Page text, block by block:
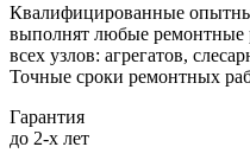
Квалифицированные
выполнят любые ремонтные
всех узлов: агрегатов,
Точные сроки ремонтных
Гарантия
до 2-х лет